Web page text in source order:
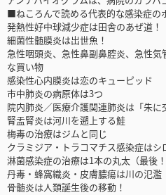
■ねころんで読める代表的な感染症の
発熱性好中球減少症は田舎のあぜ道！
細菌性髄膜炎は出世魚！
急性咽頭炎、急性鼻副鼻腔炎、急性
な買い物
感染性心内膜炎は恋のキューピッド
市中肺炎の病原体は3つ
院内肺炎／医療介護関連肺炎は「朱に
腎盂腎炎は河川を遡上する鮭
梅毒の治療はジムと同じ
クラミジア・トラコマチス感染症はシ
淋菌感染症の治療は1本の丸太（最後！
丹毒・蜂窩織炎・皮膚膿瘍は川の氾濫
骨髄炎は人類誕生後の移動！